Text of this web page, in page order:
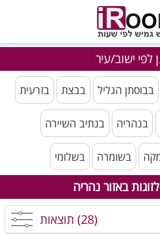
לפי ישוב/עיר
בבוסתן הגליל בבצת בזרעית
בנהריה בנתיב השיירה
בשומרה בשלומי
באזור נהריה
(28) תוצאות